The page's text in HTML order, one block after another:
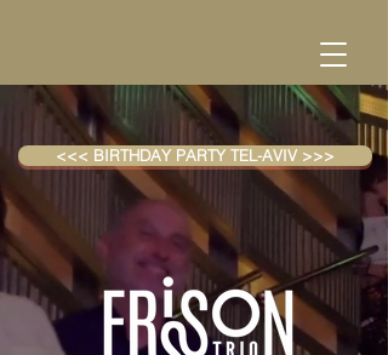
<<< BIRTHDAY PARTY TEL-AVIV >>>